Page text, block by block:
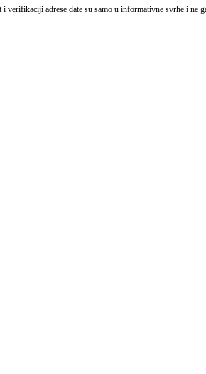
adrese date su samo u informativne svrhe i ne